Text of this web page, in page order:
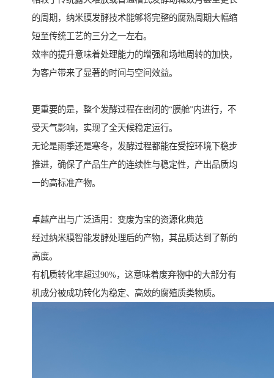
的周期，纳米膜发酵技术能够将完整的腐熟周期大幅缩
短至传统工艺的三分之一左右。
效率的提升意味着处理能力的增强和场地周转的加快，
为客户带来了显著的时间与空间效益。
更重要的是，整个发酵过程在密闭的“膜舱”内进行，不
受天气影响，实现了全天候稳定运行。
无论是雨季还是寒冬，发酵过程都能在受控环境下稳步
推进，确保了产品生产的连续性与稳定性，产出品质均
一的高标准产物。
卓越产出与广泛适用：变废为宝的资源化典范
经过纳米膜智能发酵处理后的产物，其品质达到了新的
高度。
有机质转化率超过90%，这意味着废弃物中的大部分有
机成分被成功转化为稳定、高效的腐殖质类物质。